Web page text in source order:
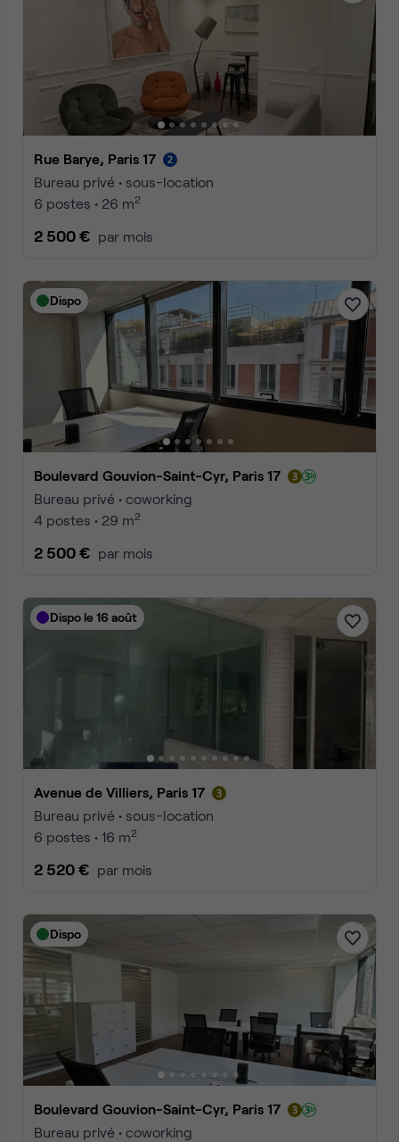
Rue Barye, Paris 17
Bureau privé • sous-location
6 postes • 26 m2
2 500 € par mois
Dispo
Boulevard Gouvion-Saint-Cyr, Paris 17
Bureau privé • coworking
4 postes • 29 m2
2 500 € par mois
Dispo le 16 août
Avenue de Villiers, Paris 17
Bureau privé • sous-location
6 postes • 16 m2
2 520 € par mois
Dispo
Boulevard Gouvion-Saint-Cyr, Paris 17
Bureau privé • coworking